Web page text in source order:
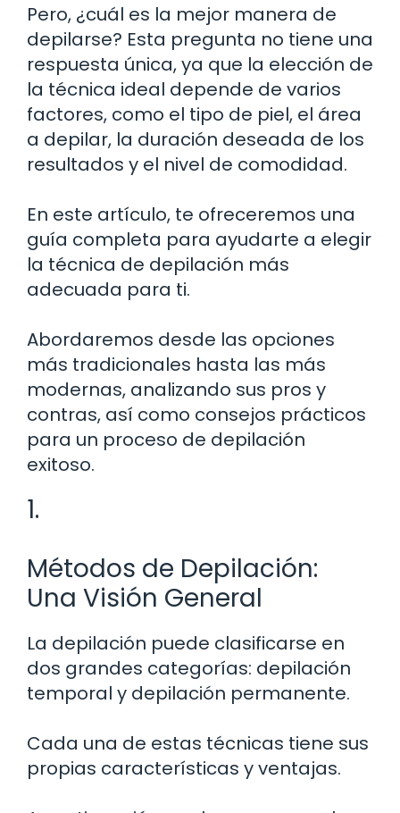
Pero, ¿cuál es la mejor manera de
depilarse? Esta pregunta no tiene una
respuesta única, ya que la elección de
la técnica ideal depende de varios
factores, como el tipo de piel, el área
a depilar, la duración deseada de los
resultados y el nivel de comodidad.
En este artículo, te ofreceremos una
guía completa para ayudarte a elegir
la técnica de depilación más
adecuada para ti.
Abordaremos desde las opciones
más tradicionales hasta las más
modernas, analizando sus pros y
contras, así como consejos prácticos
para un proceso de depilación
exitoso.
1.
Métodos de Depilación:
Una Visión General
La depilación puede clasificarse en
dos grandes categorías: depilación
temporal y depilación permanente.
Cada una de estas técnicas tiene sus
propias características y ventajas.